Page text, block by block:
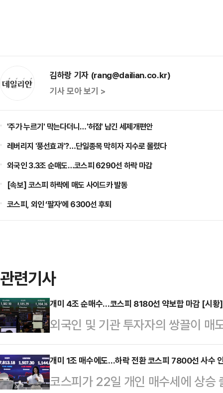
김하랑 기자 (rang@dailian.co.kr)
기사 모아 보기 >
'주가 누르기' 막는다더니…'허점' 남긴 세제개편안
레버리지 '풍선효과'?…단일종목 막히자 지수로 몰렸다
외국인 3.3조 순매도…코스피 6290선 하락 마감
[속보] 코스피 하락에 매도 사이드카 발동
코스피, 외인 ‘팔자’에 6300선 후퇴
관련기사
개미 4조 순매수…코스피 8180선 약보합 마감 [시황]
외국인 및 기관 투자자의 쌍끌이
인 투자자의 적극적인 매수세가 지
래소에 따르면, 이날 코스피 지수
하락한 8185.29에 거래를 마쳤다
개미 1조 매수에도…하락 전환 코스피 7800선 사수
코스피가 22일 개인 매수세에 상승